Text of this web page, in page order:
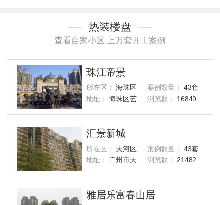
热装楼盘
查看自家小区 上万套开工案例
珠江帝景
所在区： 海珠区 案例数量：
43套
地址：
海珠区艺洲路灏景街1号 浏览数： 16849
汇景新城
所在区： 天河区 案例数量：
43套
地址：
广州市天河区汇景路五山街 浏览数： 21482
雅居乐富春山居